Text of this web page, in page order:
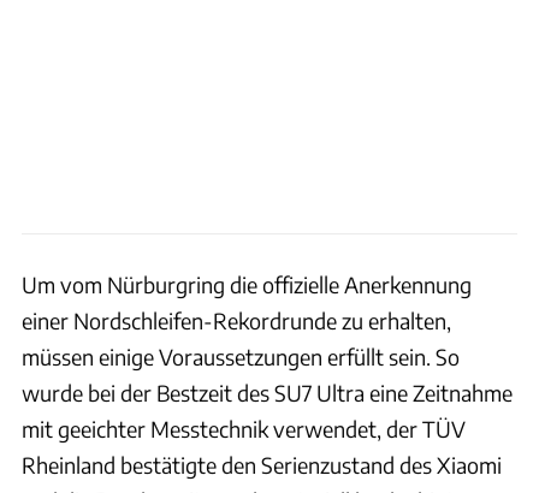
Um vom Nürburgring die offizielle Anerkennung
einer Nordschleifen-Rekordrunde zu erhalten,
müssen einige Voraussetzungen erfüllt sein. So
wurde bei der Bestzeit des SU7 Ultra eine Zeitnahme
mit geeichter Messtechnik verwendet, der TÜV
Rheinland bestätigte den Serienzustand des Xiaomi